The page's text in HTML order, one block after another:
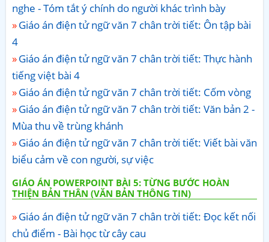
nghe - Tóm tắt ý chính do người khác trình bày
Giáo án điện tử ngữ văn 7 chân trời tiết: Ôn tập bài
4
Giáo án điện tử ngữ văn 7 chân trời tiết: Thực hành
tiếng việt bài 4
Giáo án điện tử ngữ văn 7 chân trời tiết: Cốm vòng
Giáo án điện tử ngữ văn 7 chân trời tiết: Văn bản 2 -
Mùa thu về trùng khánh
Giáo án điện tử ngữ văn 7 chân trời tiết: Viết bài văn
biểu cảm về con người, sự việc
GIÁO ÁN POWERPOINT BÀI 5: TỪNG BƯỚC HOÀN
THIỆN BẢN THÂN (VĂN BẢN THÔNG TIN)
Giáo án điện tử ngữ văn 7 chân trời tiết: Đọc kết nối
chủ điểm - Bài học từ cây cau